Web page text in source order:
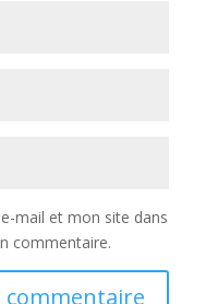
mail et mon site dans
commentaire.